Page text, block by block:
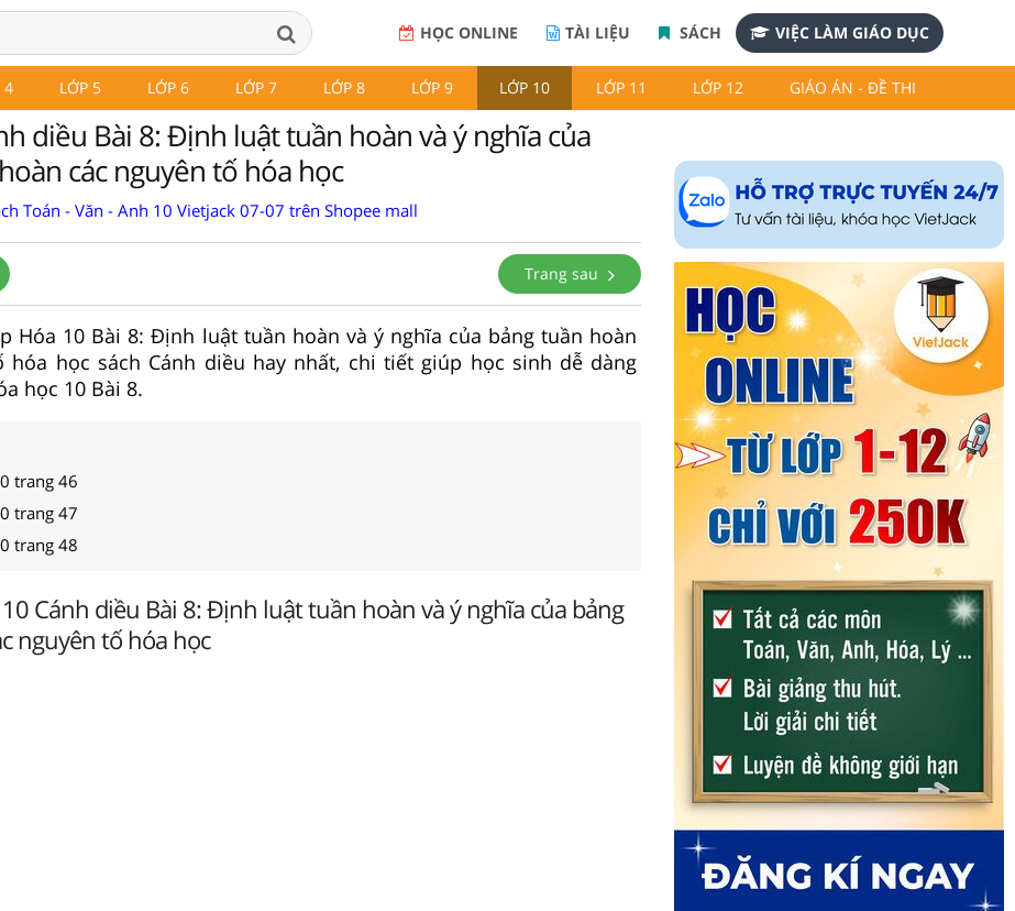
HỌC ONLINE TÀI LIỆU SÁCH VIỆC LÀM GIÁO DỤC
4 LỚP 5 LỚP 6 LỚP 7 LỚP 8 LỚP 9 LỚP 10 LỚP 11 LỚP 12 GIÁO ÁN - ĐỀ THI
diều Bài 8: Định luật tuần hoàn và ý nghĩa của
các nguyên tố hóa học
Toán - Văn - Anh 10 Vietjack 07-07 trên Shopee mall
Trang sau
Hóa 10 Bài 8: Định luật tuần hoàn và ý nghĩa của bảng tuần hoàn
hóa học sách Cánh diều hay nhất, chi tiết giúp học sinh dễ dàng
học 10 Bài 8.
trang 46
trang 47
trang 48
Cánh diều Bài 8: Định luật tuần hoàn và ý nghĩa của bảng
nguyên tố hóa học